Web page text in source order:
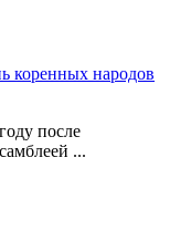
коренных народов
после
...